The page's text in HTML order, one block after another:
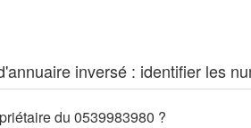
inversé : identifier les
du 0539983980 ?